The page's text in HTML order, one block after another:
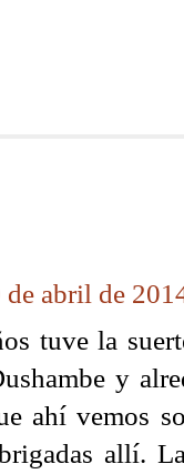
de abril de
tuve la
y
ahí vemos
allí.